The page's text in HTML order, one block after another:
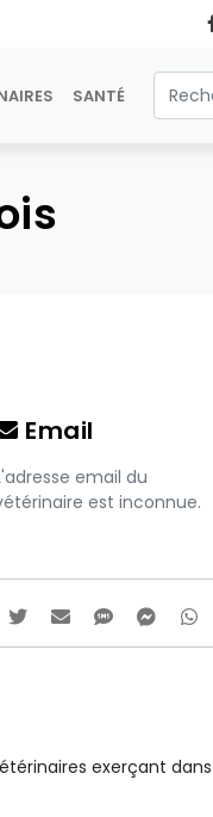
SANTÉ
Email
email du
est inconnue.
exerçant dans